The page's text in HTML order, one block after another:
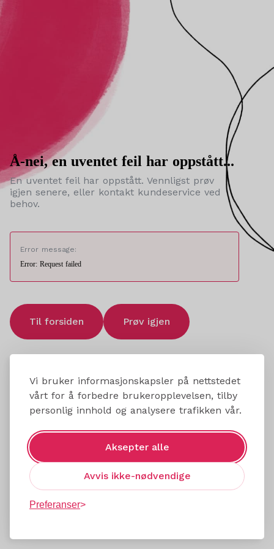
Vi bruker informasjonskapsler på nettstedet
vårt for å forbedre brukeropplevelsen, tilby
personlig innhold og analysere trafikken vår.
Aksepter alle
Avvis ikke-nødvendige
Preferanser
Å-nei, en uventet feil har oppstått...
En uventet feil har oppstått. Vennligst prøv
igjen senere, eller kontakt kundeservice ved
behov.
Error message:
Error: Request failed
Til forsiden Prøv igjen